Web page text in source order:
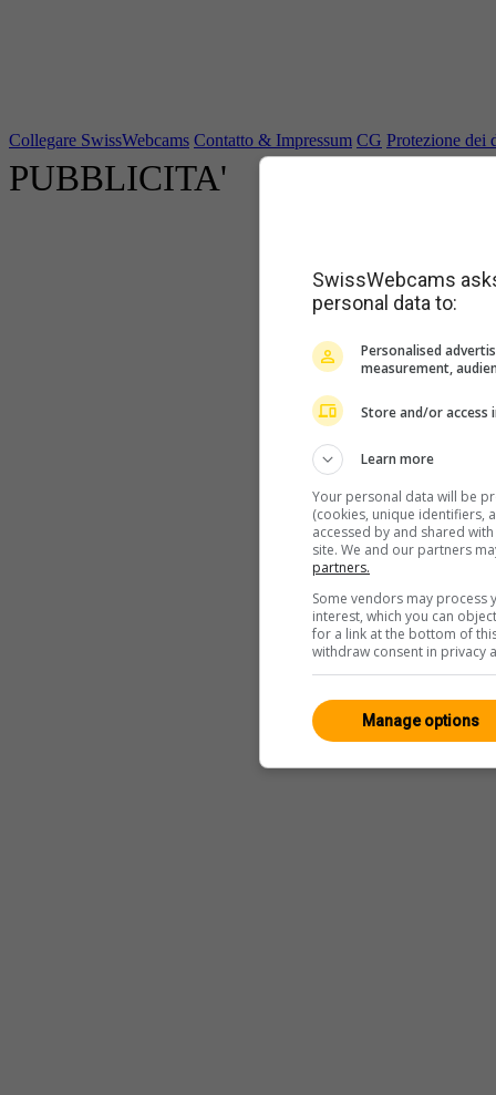
Collegare SwissWebcams Contatto & Impressum CG Protezione dei
PUBBLICITA'
SwissWebcams
personal data to:
Personalised
measurement,
Store and/or access
Learn more
Your personal data will be
(cookies, unique identifiers,
accessed by and shared
site. We and our partners
partners.
Some vendors may
interest, which you can
for a link at the bottom of
withdraw consent in privacy
Manage options